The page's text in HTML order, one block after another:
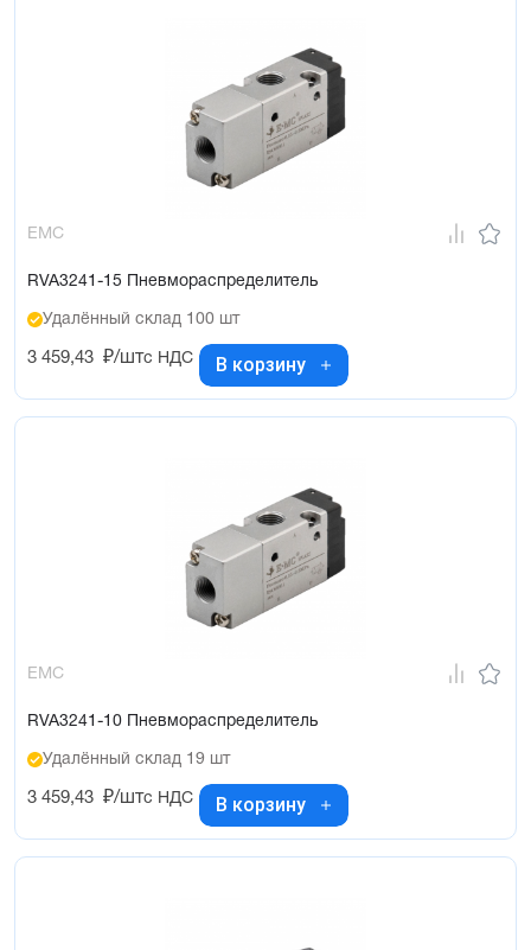
EMC
RVA3241-15 Пневмораспределитель
Удалённый склад 100 шт
3 459,43 ₽/штс НДС В корзину
EMC
RVA3241-10 Пневмораспределитель
Удалённый склад 19 шт
3 459,43 ₽/штс НДС В корзину